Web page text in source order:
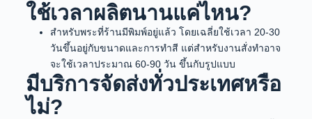
ใช้เวลาผลิตนานแค่ไหน?
สำหรับพระที่ร้านมีพิมพ์อยู่แล้ว โดยเฉลี่ยใช้เวลา 20-30
วันขึ้นอยู่กับขนาดและการทำสี แต่สำหรับงานสั่งทำอาจ
จะใช้เวลาประมาณ 60-90 วัน ขึ้นกับรูปแบบ
มีบริการจัดส่งทั่วประเทศหรือ
ไม่?